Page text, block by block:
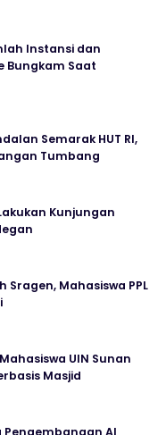
Instansi dan
Bungkam Saat
Semarak HUT RI,
Tumbang
Kunjungan
Sragen, Mahasiswa PPL
UIN Sunan
Masjid
Pengembangan Al